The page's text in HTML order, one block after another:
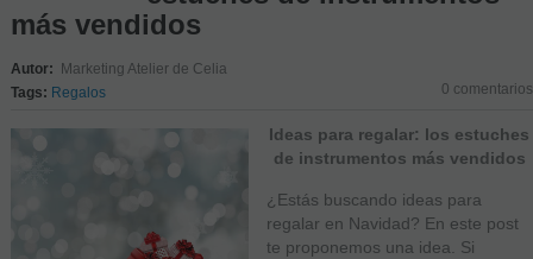
más vendidos
Autor: Marketing Atelier de Celia
Tags: Regalos 0 comentarios
Ideas para regalar: los estuches
de instrumentos más vendidos
¿Estás buscando ideas para
regalar en Navidad? En este post
te proponemos una idea. Si